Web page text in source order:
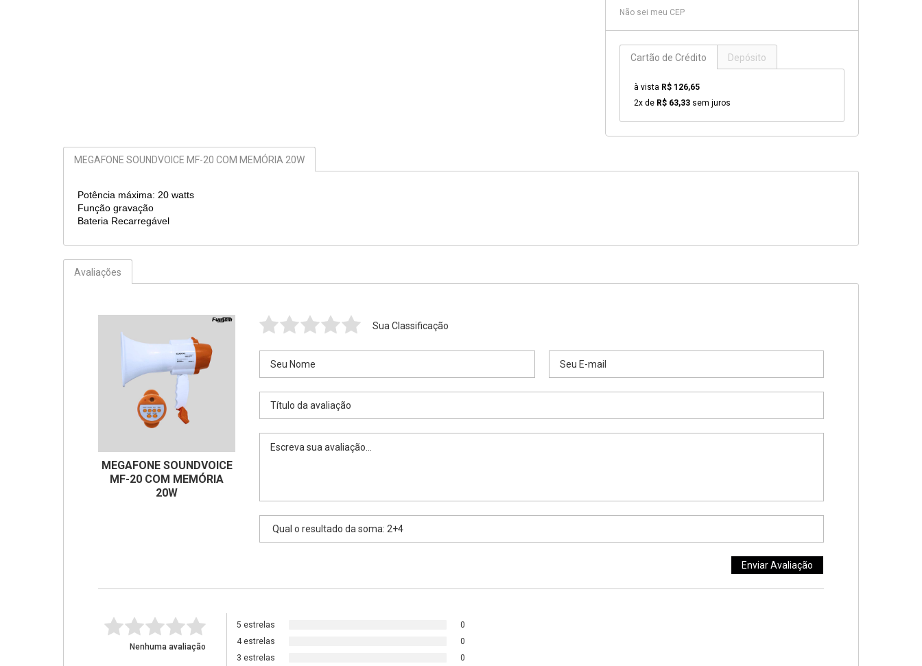
Não sei meu CEP
Cartão de Crédito Depósito
à vista R$ 126,65
2x de R$ 63,33 sem juros
MEGAFONE SOUNDVOICE MF-20 COM MEMÓRIA 20W
Potência máxima: 20 watts
Função gravação
Bateria Recarregável
Avaliações
MEGAFONE SOUNDVOICE
MF-20 COM MEMÓRIA
20W
Sua Classificação
Nenhuma avaliação
5 estrelas
0
4 estrelas
0
3 estrelas
0